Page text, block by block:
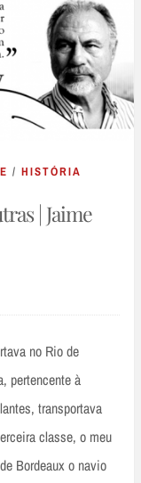
/ HISTÓRIA
| Jaime
no Rio de
pertencente à
transportava
classe, o meu
Bordeaux o navio